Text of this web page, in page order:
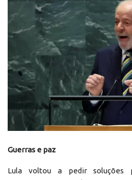
Guerras e paz
Lula voltou a pedir soluções